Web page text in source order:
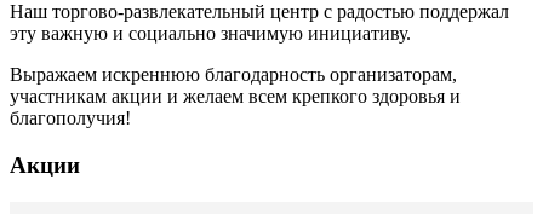
Наш торгово-развлекательный центр с радостью поддержал
эту важную и социально значимую инициативу.
Выражаем искреннюю благодарность организаторам,
участникам акции и желаем всем крепкого здоровья и
благополучия!
Акции